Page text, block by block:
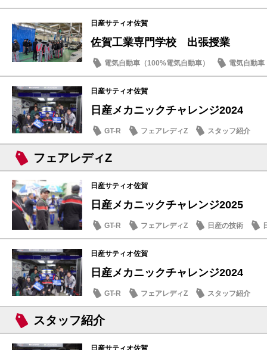
日産サティオ佐賀
佐賀工業専門学校 出張授業
電気自動車（100%電気自動車）
電気自動車
GT-R
アリア
日産サティオ佐賀
日産メカニックチャレンジ2024
GT-R フェアレディZ スタッフ紹介
フェアレディZ
日産サティオ佐賀
日産メカニックチャレンジ2025
GT-R フェアレディZ 日産の技術
日産サティオ佐賀
日産メカニックチャレンジ2024
GT-R フェアレディZ スタッフ紹介
スタッフ紹介
日産サティオ佐賀